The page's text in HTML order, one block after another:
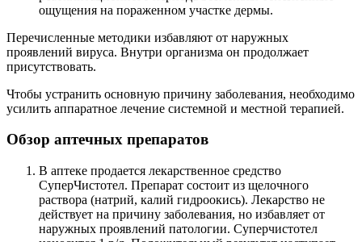
ощущения на пораженном участке дермы.
Перечисленные методики избавляют от наружных
проявлений вируса. Внутри организма он продолжает
присутствовать.
Чтобы устранить основную причину заболевания, необходимо
усилить аппаратное лечение системной и местной терапией.
Обзор аптечных препаратов
В аптеке продается лекарственное средство
СуперЧистотел. Препарат состоит из щелочного
раствора (натрий, калий гидроокись). Лекарство не
действует на причину заболевания, но избавляет от
наружных проявлений патологии. Суперчистотел